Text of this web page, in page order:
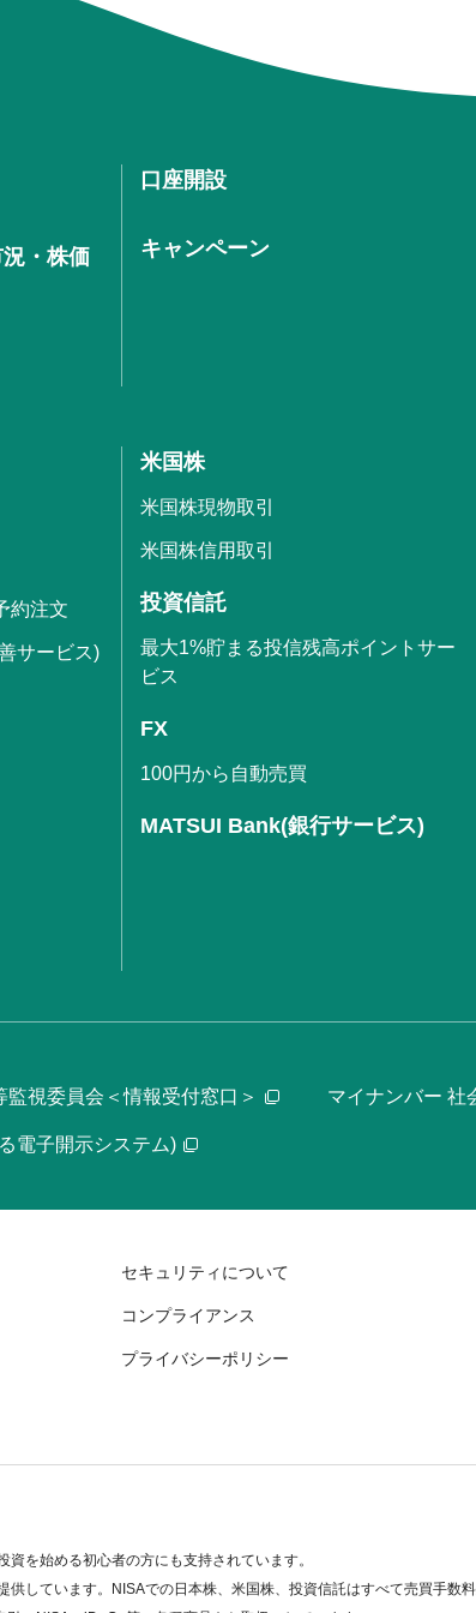
・株価
口座開設
キャンペーン
約注文
サービス)
米国株
米国株現物取引
米国株信用取引
投資信託
最大1%貯まる投信残高ポイントサー
ビス
FX
100円から自動売買
MATSUI Bank(銀行サービス)
監視委員会＜情報受付窓口＞ マイナンバー 社
電子開示システム)
セキュリティについて
コンプライアンス
プライバシーポリシー
を始める初心者の方にも支持されています。
しています。NISAでの日本株、米国株、投資信託はすべて売買手数料